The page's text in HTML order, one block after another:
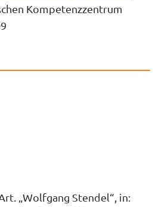
Kompetenzzentrum
„Wolfgang Stendel“, in: